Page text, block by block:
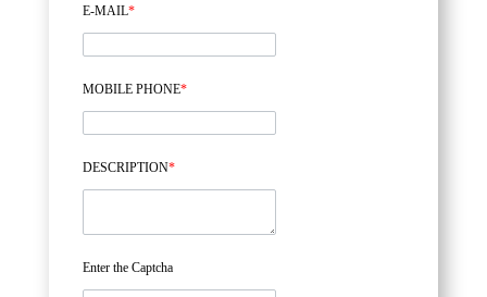
E-MAIL*
MOBILE PHONE*
DESCRIPTION*
Enter the Captcha